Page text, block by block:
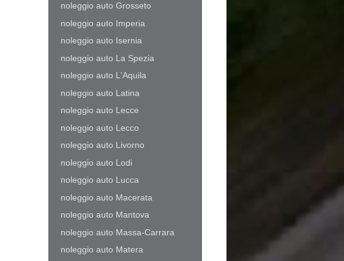
noleggio auto Grosseto
noleggio auto Imperia
noleggio auto Isernia
noleggio auto La Spezia
noleggio auto L'Aquila
noleggio auto Latina
noleggio auto Lecce
noleggio auto Lecco
noleggio auto Livorno
noleggio auto Lodi
noleggio auto Lucca
noleggio auto Macerata
noleggio auto Mantova
noleggio auto Massa-Carrara
noleggio auto Matera